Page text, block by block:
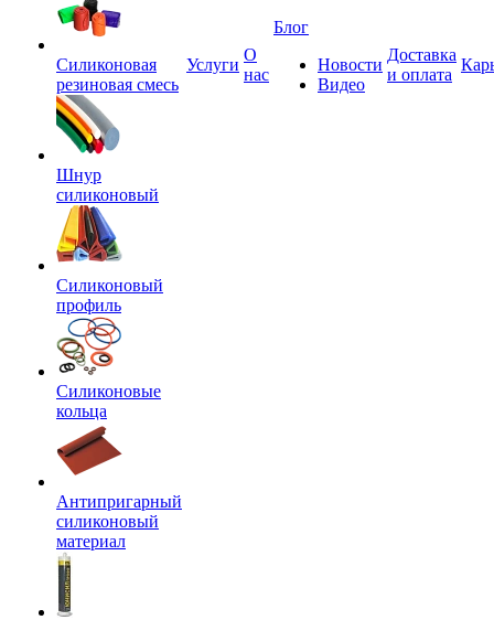
Силиконовая
резиновая смесь
Шнур
силиконовый
Силиконовый
профиль
Силиконовые
кольца
Антипригарный
силиконовый
материал
Услуги
О
нас
Блог
Новости
Видео
Доставка
и оплата